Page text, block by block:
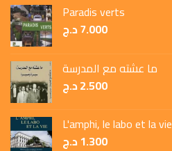
Paradis verts
7.000د.ج
ما عشته مع المدرسة
2.500د.ج
L'amphi, le labo et la vie
1.300د.ج